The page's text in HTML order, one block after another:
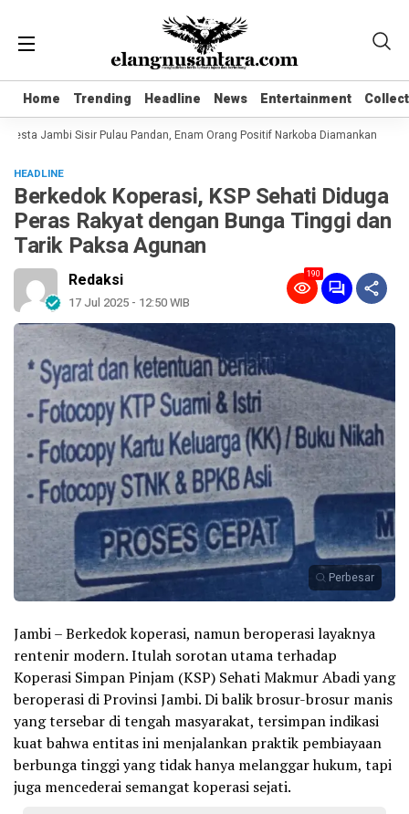
Home Trending Headline News Entertainment
Home Trending Headline News Entertainment
Jambi Sisir Pulau Pandan, Enam Orang Positif Narkoba Diamankan
HEADLINE
Berkedok Koperasi, KSP Sehati Diduga
Peras Rakyat dengan Bunga Tinggi dan
Tarik Paksa Agunan
Redaksi
17 Jul 2025 - 12:50 WIB
190
Perbesar
Jambi – Berkedok koperasi, namun beroperasi layaknya
rentenir modern. Itulah sorotan utama terhadap
Koperasi Simpan Pinjam (KSP) Sehati Makmur Abadi yang
beroperasi di Provinsi Jambi. Di balik brosur-brosur manis
yang tersebar di tengah masyarakat, tersimpan indikasi
kuat bahwa entitas ini menjalankan praktik pembiayaan
berbunga tinggi yang tidak hanya melanggar hukum, tapi
juga mencederai semangat koperasi sejati.